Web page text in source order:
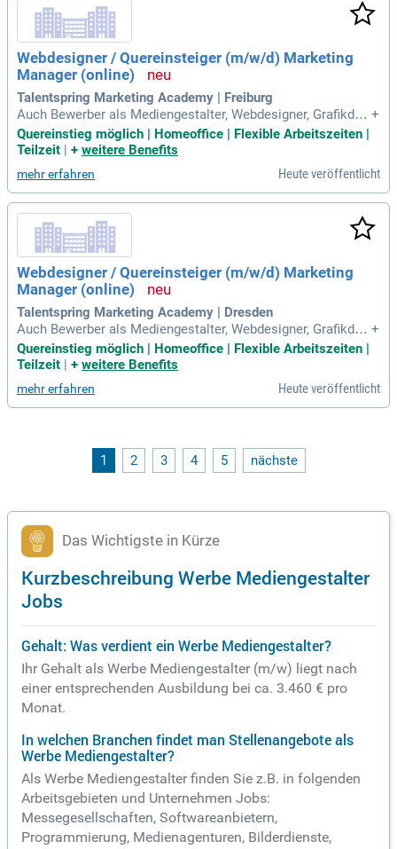
Webdesigner / Quereinsteiger (m/w/d) Marketing
Manager (online)
Talentspring Marketing Academy | Freiburg
Auch Bewerber als Mediengestalter, Webdesigner, Grafikdes
igner, Bürokraft, Kaufmännischer Mitarbeiter, Sachbearbeiter
oder kreative Quereinsteiger bringen starke Grundlagen für d
+
Quereinstieg möglich | Homeoffice | Flexible Arbeitszeiten |
Teilzeit | + weitere Benefits
mehr erfahren Heute veröffentlicht
Webdesigner / Quereinsteiger (m/w/d) Marketing
Manager (online)
Talentspring Marketing Academy | Dresden
Auch Bewerber als Mediengestalter, Webdesigner, Grafikdes
igner, Bürokraft, Kaufmännischer Mitarbeiter, Sachbearbeiter
oder kreative Quereinsteiger bringen starke Grundlagen für d
+
Quereinstieg möglich | Homeoffice | Flexible Arbeitszeiten |
Teilzeit
+ weitere Benefits
mehr erfahren Heute veröffentlicht
1 2 3 4 5 nächste
Das Wichtigste in Kürze
Kurzbeschreibung Werbe Mediengestalter
Jobs
Gehalt: Was verdient ein Werbe Mediengestalter?
Ihr Gehalt als Werbe Mediengestalter (m/w) liegt nach
einer entsprechenden Ausbildung bei ca. 3.460 € pro
Monat.
In welchen Branchen findet man Stellenangebote als
Werbe Mediengestalter?
Als Werbe Mediengestalter finden Sie z.B. in folgenden
Arbeitsgebieten und Unternehmen Jobs:
Messegesellschaften, Softwareanbietern,
Programmierung, Medienagenturen, Bilderdienste,